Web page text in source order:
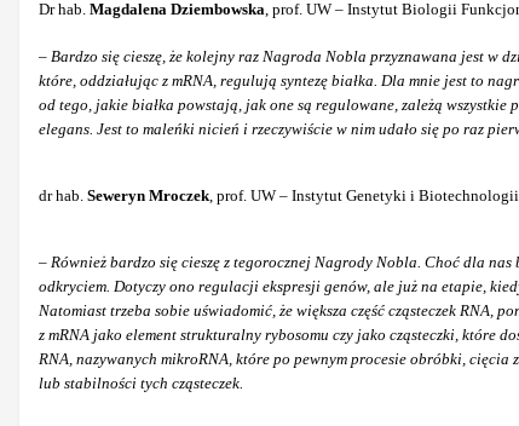
Dr hab. Magdalena Dziembowska , prof. UW – Instytut Biologii
– Bardzo się cieszę, że kolejny raz Nagroda Nobla przyznawana jest w
które, oddziałując z mRNA, regulują syntezę białka. Dla mnie jest to
od tego, jakie białka powstają, jak one są regulowane, zależą
elegans. Jest to maleńki nicień i rzeczywiście w nim udało się po raz
dr hab. Seweryn Mroczek , prof. UW – Instytut Genetyki i
– Również bardzo się cieszę z tegorocznej Nagrody Nobla. Choć dla
odkryciem. Dotyczy ono regulacji ekspresji genów, ale już na etapie,
Natomiast trzeba sobie uświadomić, że większa część cząsteczek
z mRNA jako element strukturalny rybosomu czy jako cząsteczki, które
RNA, nazywanych mikroRNA, które po pewnym procesie obróbki,
lub stabilności tych cząsteczek.